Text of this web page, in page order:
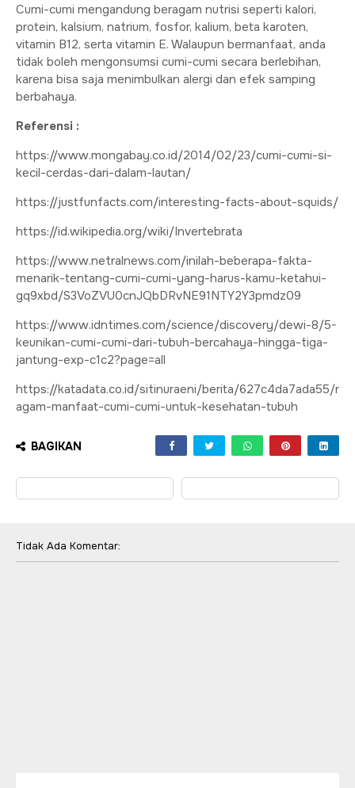
Cumi-cumi mengandung beragam nutrisi seperti kalori,
protein, kalsium, natrium, fosfor, kalium, beta karoten,
vitamin B12, serta vitamin E. Walaupun bermanfaat, anda
tidak boleh mengonsumsi cumi-cumi secara berlebihan,
karena bisa saja menimbulkan alergi dan efek samping
berbahaya.
Referensi :
https://www.mongabay.co.id/2014/02/23/cumi-cumi-si-
kecil-cerdas-dari-dalam-lautan/
https://justfunfacts.com/interesting-facts-about-squids/
https://id.wikipedia.org/wiki/Invertebrata
https://www.netralnews.com/inilah-beberapa-fakta-
menarik-tentang-cumi-cumi-yang-harus-kamu-ketahui-
gq9xbd/S3VoZVU0cnJQbDRvNE91NTY2Y3pmdz09
https://www.idntimes.com/science/discovery/dewi-8/5-
keunikan-cumi-cumi-dari-tubuh-bercahaya-hingga-tiga-
jantung-exp-c1c2?page=all
https://katadata.co.id/sitinuraeni/berita/627c4da7ada55/r
agam-manfaat-cumi-cumi-untuk-kesehatan-tubuh
BAGIKAN
Tidak Ada Komentar: